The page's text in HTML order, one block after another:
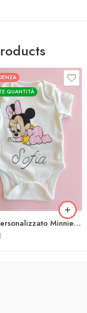
QUANTITÀ
Body personalizzato Minnie a gattoni